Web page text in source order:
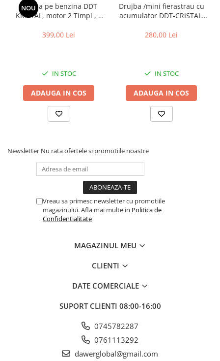
NOU
Drujba pe benzina DDT
KRISTAL, motor 2 Timpi , 2
cmc, lama 50 cm , demaror
399,00 Lei
IN STOC
ADAUGA IN COS
Drujba /mini fierastrau cu
acumulator DDT-CRISTAL,
baterie, sistem de ungere
280,00 Lei
IN STOC
ADAUGA IN COS
Newsletter Nu rata ofertele si promotiile noastre
Vreau sa primesc newsletter cu promotiile
magazinului. Afla mai multe in Politica de
Confidentialitate
MAGAZINUL MEU
CLIENTI
DATE COMERCIALE
SUPORT CLIENTI 08:00-16:00
0745782287
0761113292
dawerglobal@gmail.com